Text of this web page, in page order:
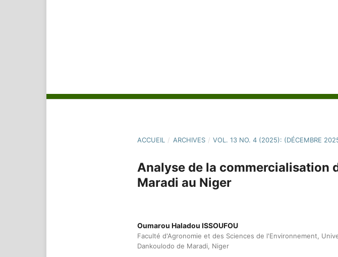
ACCUEIL / ARCHIVES / VOL. 13 NO. 4 (2025): (DÉCEMBRE
Analyse de la commercialisation
Maradi au Niger
Oumarou Haladou ISSOUFOU
Faculté d'Agronomie et des Sciences de l'Environnement,
Dankoulodo de Maradi, Niger